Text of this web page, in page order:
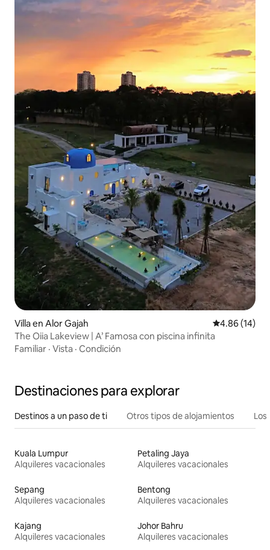
Villa en Alor Gajah Calificación
4.86 (14)
The Oiia Lakeview | A’ Famosa con piscina infinita
Familiar · Vista · Condición
Destinaciones para explorar
Destinos a un paso de ti Otros tipos de alojamientos
Kuala Lumpur
Alquileres vacacionales
Petaling Jaya
Alquileres vacacionales
Sepang
Alquileres vacacionales
Bentong
Alquileres vacacionales
Kajang
Alquileres vacacionales
Johor Bahru
Alquileres vacacionales